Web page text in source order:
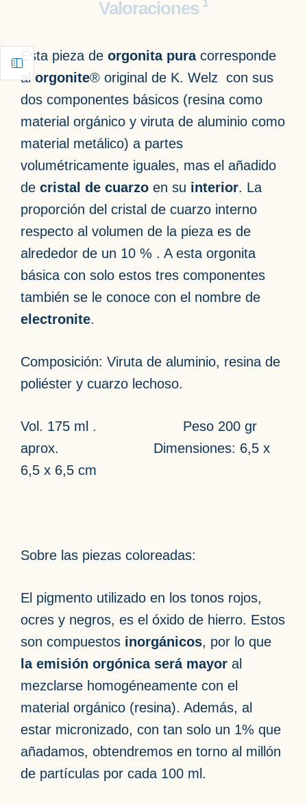
Valoraciones 1
Esta pieza de orgonita puracorresponde
alorgonite® original de K. Welz con sus
dos componentes básicos (resina como
material orgánico y viruta de aluminio como
material metálico) a partes
volumétricamente iguales, mas el añadido
de cristal de cuarzo en su interior. La
proporción del cristal de cuarzo interno
respecto al volumen de la pieza es de
alrededor de un 10 % . A esta orgonita
básica con solo estos tres componentes
también se le conoce con el nombre de
electronite.
Composición: Viruta de aluminio, resina de
poliéster y cuarzo lechoso.
Vol. 175 ml . Peso 200 gr
aprox. Dimensiones: 6,5 x
6,5 x 6,5 cm
Sobre las piezas coloreadas:
El pigmento utilizado en los tonos rojos,
ocres y negros, es el óxido de hierro. Estos
son compuestos inorgánicos, por lo que
la emisión orgónica será mayor al
mezclarse homogéneamente con el
material orgánico (resina). Además, al
estar micronizado, con tan solo un 1% que
añadamos, obtendremos en torno al millón
de partículas por cada 100 ml.